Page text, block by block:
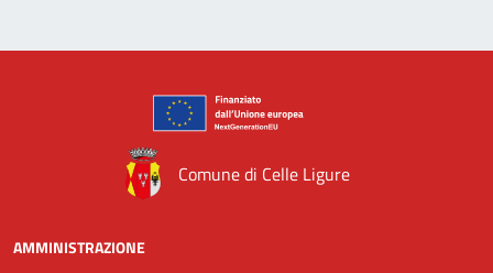
Comune di Celle Ligure
AMMINISTRAZIONE